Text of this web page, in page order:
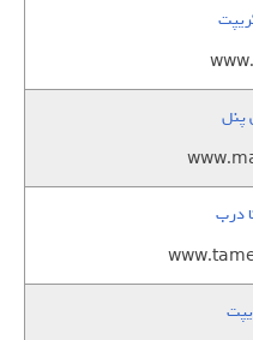
درب